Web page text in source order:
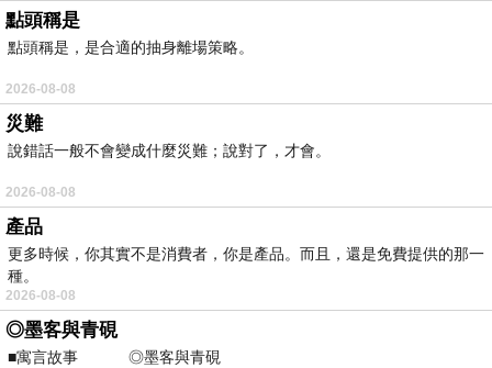
點頭稱是
點頭稱是，是合適的抽身離場策略。
2026-08-08
災難
說錯話一般不會變成什麼災難；說對了，才會。
2026-08-08
產品
更多時候，你其實不是消費者，你是產品。而且，還是免費提供的那一
種。
2026-08-08
◎墨客與青硯
■寓言故事 ◎墨客與青硯